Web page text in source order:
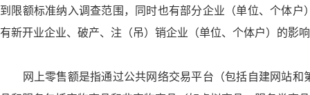
到限额标准纳入调查范围，同时也有部分企业（单位、个体
有新开业企业、破产、注（吊）销企业（单位、个体户）的影
网上零售额是指通过公共网络交易平台（包括自建网站和